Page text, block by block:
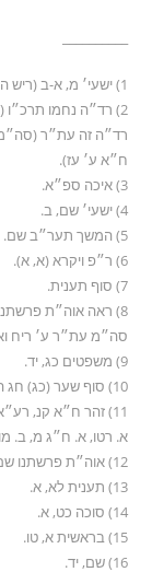
1) ישעי׳ מ, א-ב (ריש הפטרת פ׳ ואתחנן).
2) רד״ה נחמו
רד״ה זה עת״ר
ח״א ע׳ עז).
3) איכה ספ״א.
4) ישעי׳ שם, ב.
5) המשך תער״ב שם.
6) ר״פ ויקרא (א, א).
7) סוף תענית.
8) ראה אוה״ת
סה״מ עת״ר ע׳ ריח
9) משפטים כג, יד.
10) סוף שער (כג) חג השבועות – דרוש על סוד ט״ו באב.
11) זהר ח״א קנ,
א. רטו, א. ח״ג מ, ב.
12) אוה״ת פרשתנו שם ע׳ ב׳קצח. סה״מ עת״ר ע׳ רכ. ע׳ רכט ואילך.
13) תענית לא, א.
14) סוכה כט, א.
15) בראשית א, טו.
16) שם, יד.